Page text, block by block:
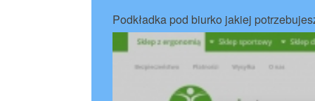
Podkładka pod biurko jakiej